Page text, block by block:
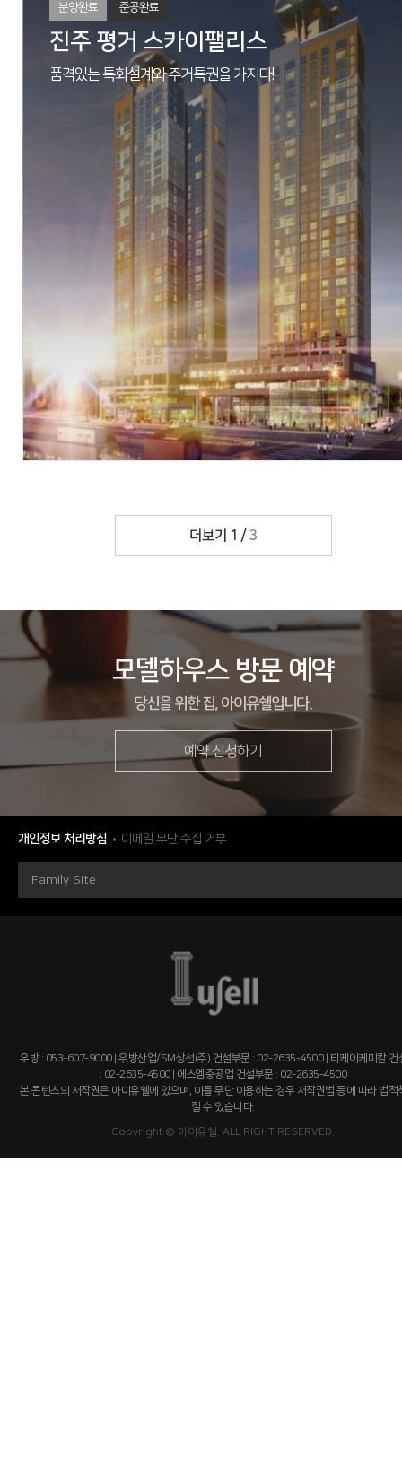
대구광역시 수성구 황금동 844번지
대구광역시 동구 신암동 171-1번지 외 103필지
(주)우방
(주)우방
총 570세대
053-762-9955
자세히 보기
분양완료 준공완료
진주 평거 스카이팰리스
품격있는 특화설계와 주거특권을 가지다!
경상남도 진주시 주약동 360-11번지
현장 경상남도 진주시 평거동 139-5번지 외 32필지
(주)우방, (주)에스제이건설
분양문의
더보기 1 / 3
모델하우스 방문 예약
당신을 위한 집, 아이유쉘입니다.
예약 신청하기
개인정보 처리방침 이메일 무단 수집 거부
Family Site
우방 : 053-607-9000 | 우방산업/SM상선(주) 건설부문 : 02-2635-4500 | 티케이케미칼 건
: 02-2635-4500 | 에스엠중공업 건설부문 : 02-2635-4500
본 콘텐츠의 저작권은 아이유쉘에 있으며, 이를 무단 이용하는 경우 저작권법 등에 따라 법적
질 수 있습니다.
Copyright © 아이유쉘. ALL RIGHT RESERVED.